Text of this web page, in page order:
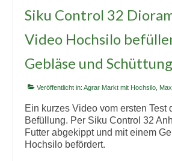
Siku Control 32
Video Hochsilo
Gebläse und
Veröffentlicht in: Agrar Markt mit Hochsilo
Ein kurzes Video vom ersten Test
Befüllung. Per Siku Control 32
Futter abgekippt und mit einem
Hochsilo befördert.